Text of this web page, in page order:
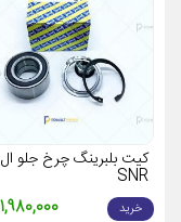
SNR
خرید 1,980,000 تومان